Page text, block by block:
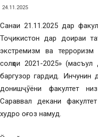
24.11.2025
Санаи 21.11.2025 дар
Тоҷикистон дар доираи
экстремизм ва
солҳои 2021-2025»
баргузор гардид. Инчунин
донишҷӯёни факултет
Сараввал декани факултет
худро оғоз намуд.